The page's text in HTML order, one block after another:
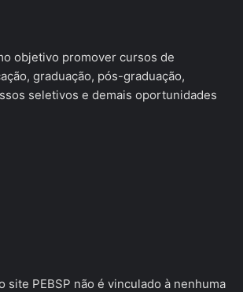
objetivo promover cursos de
graduação, pós-graduação,
seletivos e demais oportunidades
site PEBSP não é vinculado à nenhuma